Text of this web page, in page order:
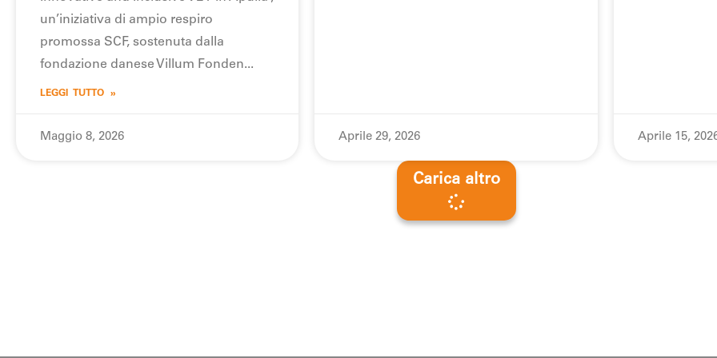
un’iniziativa di ampio respiro
promossa SCF, sostenuta dalla
fondazione danese Villum Fonden
LEGGI TUTTO »
Maggio 8, 2026 Aprile 29, 2026 Aprile 15,
Carica altro